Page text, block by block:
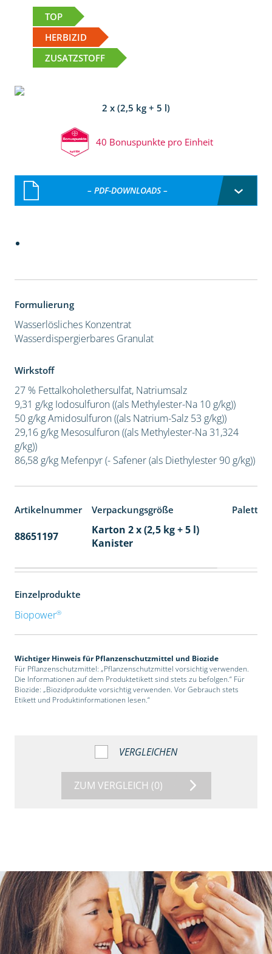
TOP
HERBIZID
ZUSATZSTOFF
2 x (2,5 kg + 5 l)
40 Bonuspunkte pro Einheit
– PDF-DOWNLOADS –
Formulierung
Wasserlösliches Konzentrat
Wasserdispergierbares Granulat
Wirkstoff
27 % Fettalkoholethersulfat, Natriumsalz
9,31 g/kg Iodosulfuron ((als Methylester-Na 10 g/kg))
50 g/kg Amidosulfuron ((als Natrium-Salz 53 g/kg))
29,16 g/kg Mesosulfuron ((als Methylester-Na 31,324
g/kg))
86,58 g/kg Mefenpyr (- Safener (als Diethylester 90 g/kg))
Artikelnummer Verpackungsgröße
88651197
Karton 2 x (2,5 kg + 5 l)
Kanister
Einzelprodukte
Biopower®
Wichtiger Hinweis für Pflanzenschutzmittel und Biozide
Für Pflanzenschutzmittel: „Pflanzenschutzmittel vorsichtig verwenden.
Die Informationen auf dem Produktetikett sind stets zu befolgen.“ Für
Biozide: „Biozidprodukte vorsichtig verwenden. Vor Gebrauch stets
Etikett und Produktinformationen lesen.“
VERGLEICHEN
ZUM VERGLEICH (0)